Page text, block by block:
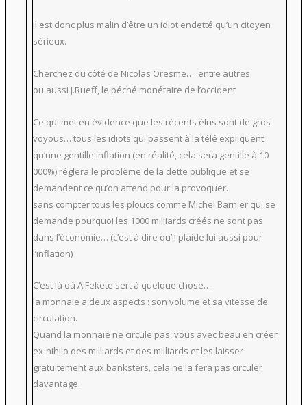
il est donc plus malin d’être un idiot endetté qu’un citoyen
sérieux.
Cherchez du côté de Nicolas Oresme…. entre autres
ou aussi J.Rueff, le péché monétaire de l’occident
Ce qui met en évidence que les récents élus sont de gros
voyous… tous les idiots qui passent à la télé expliquent
qu’une gentille inflation (en réalité, cela sera gentille à 10
000%) réglera le problème de la dette publique et se
demandent ce qu’on attend pour la provoquer.
sans compter tous les ploucs comme Michel Barnier qui se
demande pourquoi les 1000 milliards créés ne sont pas
dans l’économie… (c’est à dire qu’il plaide lui aussi pour
l’inflation)
C’est là où A.Fekete sert à quelque chose….
la monnaie a deux aspects : son volume et sa vitesse de
circulation.
Quand la monnaie ne circule pas, vous avec beau en créer
ex-nihilo des milliards et des milliards et les laisser
gratuitement aux banksters, cela ne la fera pas circuler
davantage.